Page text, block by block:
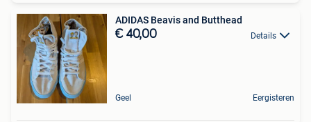
ADIDAS Beavis and Butthead
€ 40,00 Details
Geel Eergisteren